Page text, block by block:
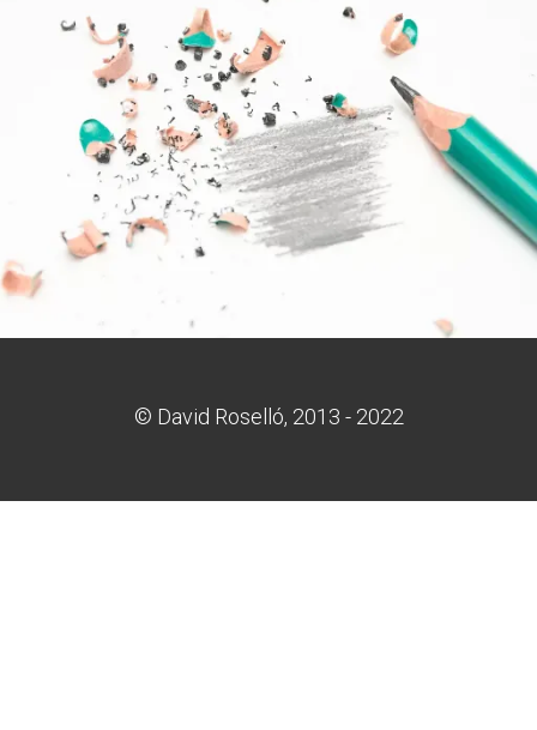
GENERAL
El Manual de Identidad Corporativa
© David Roselló, 2013 - 2022